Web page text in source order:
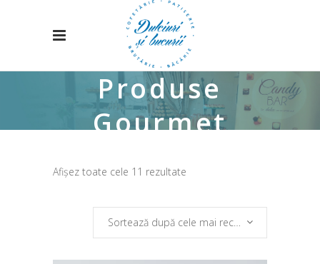
Produse
Gourmet
Afișez toate cele 11 rezultate
cele